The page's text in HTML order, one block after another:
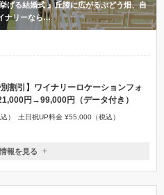
げる結婚式 』丘陵に広がるぶどう畑、自
ナリーなら…
別割引】ワイナリーロケーションフォ
円→99,000円（データ付き）
） 土日祝UP料金 ¥55,000（税込）
報を見る